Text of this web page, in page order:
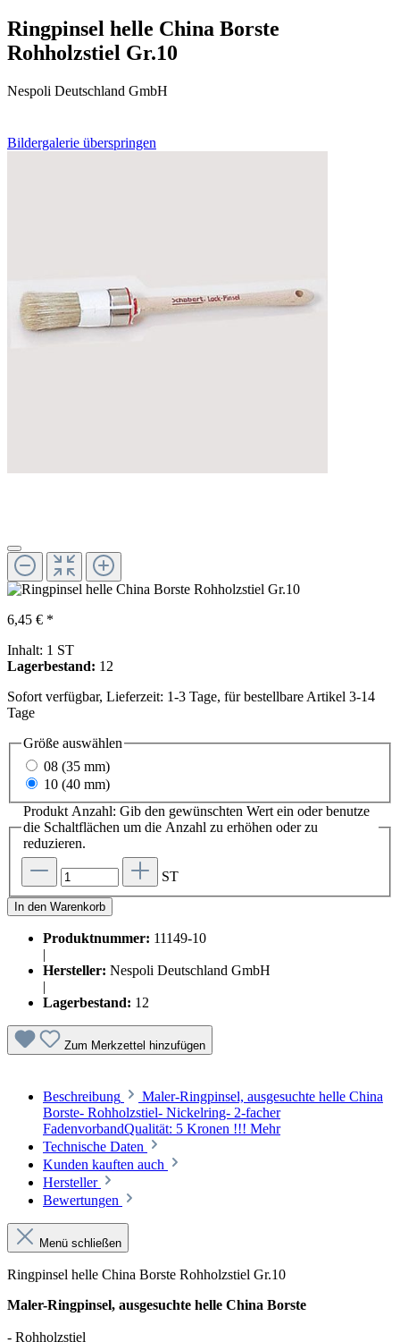
Ringpinsel helle China Borste
Rohholzstiel Gr.10
Nespoli Deutschland GmbH
Bildergalerie überspringen
6,45 € *
Inhalt: 1 ST
Lagerbestand: 12
Sofort verfügbar, Lieferzeit: 1-3 Tage, für bestellbare Artikel 3-14
Tage
Größe auswählen
08 (35 mm)
10 (40 mm)
Produkt Anzahl: Gib den gewünschten Wert ein oder benutze
die Schaltflächen um die Anzahl zu erhöhen oder zu
reduzieren.
ST
In den Warenkorb
Produktnummer: 11149-10
|
Hersteller: Nespoli Deutschland GmbH
|
Lagerbestand: 12
Zum Merkzettel hinzufügen
Beschreibung
Maler-Ringpinsel, ausgesuchte helle China
Borste- Rohholzstiel- Nickelring- 2-facher
FadenvorbandQualität: 5 Kronen !!! Mehr
Technische Daten
Kunden kauften auch
Hersteller
Bewertungen
Menü schließen
Ringpinsel helle China Borste Rohholzstiel Gr.10
Maler-Ringpinsel, ausgesuchte helle China Borste
- Rohholzstiel